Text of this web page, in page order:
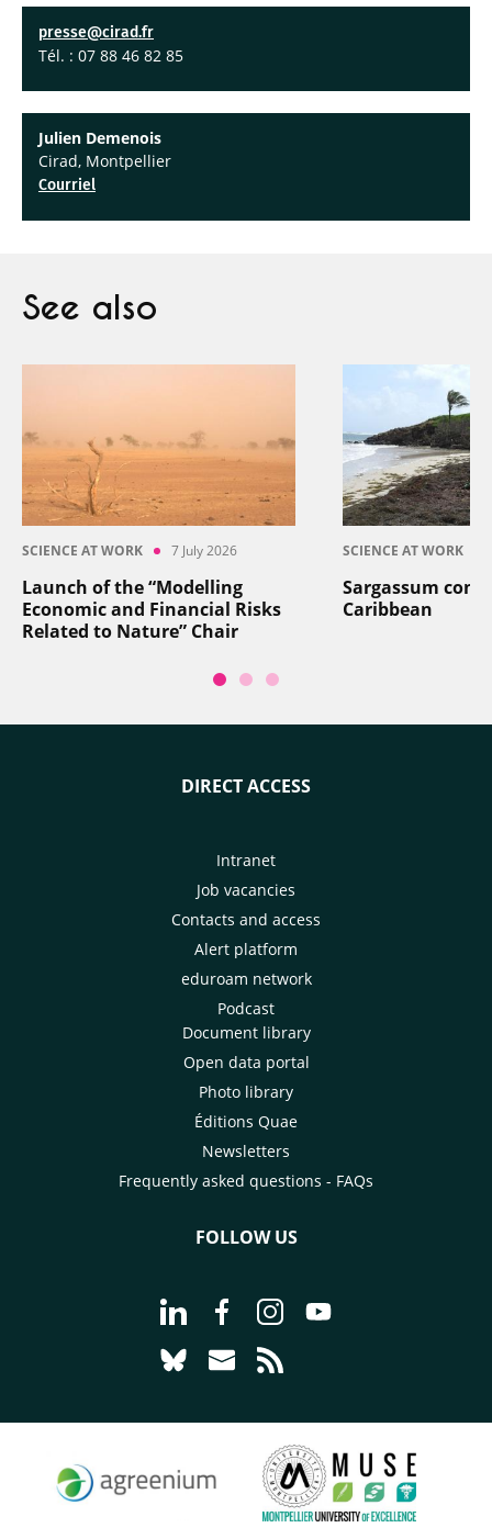
presse@cirad.fr
Tél. : 07 88 46 82 85
Julien Demenois
Cirad, Montpellier
Courriel
See also
SCIENCE AT WORK 7 July 2026
Launch of the “Modelling
Economic and Financial Risks
Related to Nature” Chair
SCIENCE AT WORK
Sargassum
Caribbean
DIRECT ACCESS
Intranet
Job vacancies
Contacts and access
Alert platform
eduroam network
Podcast
Document library
Open data portal
Photo library
Éditions Quae
Newsletters
Frequently asked questions - FAQs
FOLLOW US
Go to page Follow us on LinkedIn -
Go to page Follow us on
Go to page Follow us on
Go to page Follow
Go to page Follow us on Bluesky -
Go to page Contact us - CIRAD